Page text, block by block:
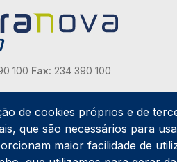
100 Fax: 234 390 100
31
da Nazaré
de cookies próprios e de
que são necessários para
maior facilidade de